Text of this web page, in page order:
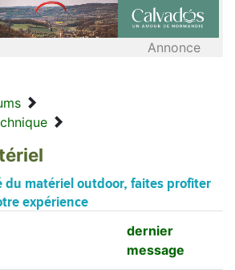
Annonce
du matériel outdoor, faites profiter
expérience
dernier
message